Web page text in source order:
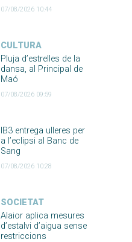
07/08/2026 10:44
CULTURA
Pluja d’estrelles de la
dansa, al Principal de
Maó
07/08/2026 09:59
IB3 entrega ulleres per
a l’eclipsi al Banc de
Sang
07/08/2026 10:28
SOCIETAT
Alaior aplica mesures
d’estalvi d’aigua sense
restriccions